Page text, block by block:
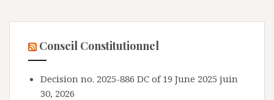
Conseil Constitutionnel
Decision no. 2025-886 DC of 19 June 2025 juin
30, 2026